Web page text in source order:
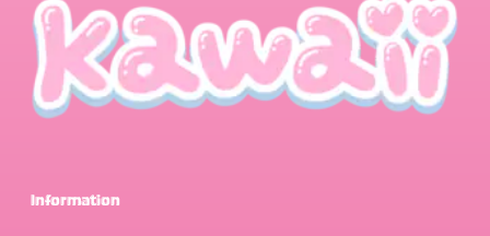
Information